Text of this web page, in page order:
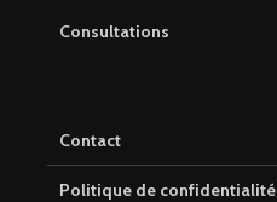
Consultations
Contact
Politique de confidentialité